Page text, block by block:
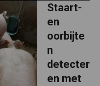
Staart-
en
oorbijte
n
detecter
en met